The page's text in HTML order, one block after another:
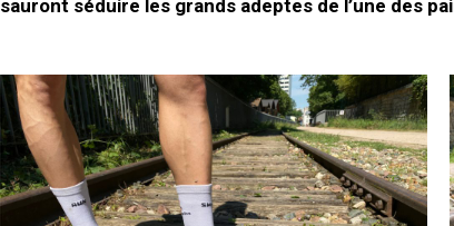
sauront séduire les grands adeptes de l’une des